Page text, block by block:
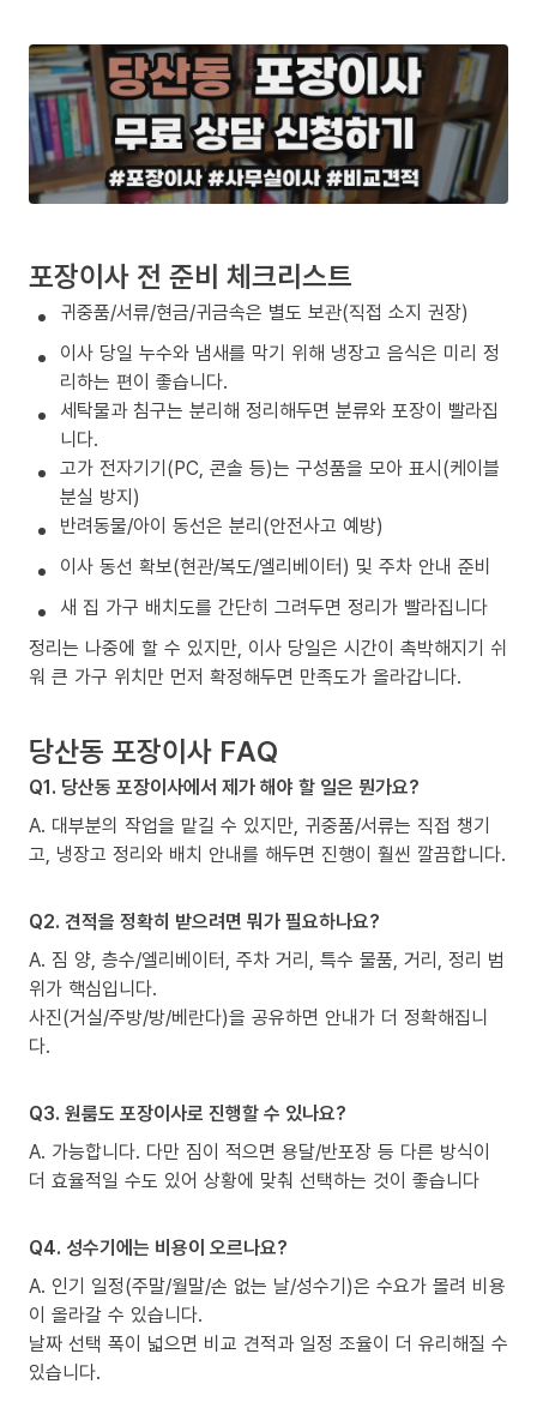
포장이사 전 준비 체크리스트
귀중품/서류/현금/귀금속은 별도 보관(직접 소지 권장)
이사 당일 누수와 냄새를 막기 위해 냉장고 음식은 미리 정
리하는 편이 좋습니다.
세탁물과 침구는 분리해 정리해두면 분류와 포장이 빨라집
니다.
고가 전자기기(PC, 콘솔 등)는 구성품을 모아 표시(케이블
분실 방지)
반려동물/아이 동선은 분리(안전사고 예방)
이사 동선 확보(현관/복도/엘리베이터) 및 주차 안내 준비
새 집 가구 배치도를 간단히 그려두면 정리가 빨라집니다
정리는 나중에 할 수 있지만, 이사 당일은 시간이 촉박해지기 쉬
워 큰 가구 위치만 먼저 확정해두면 만족도가 올라갑니다.
당산동 포장이사 FAQ
Q1. 당산동 포장이사에서 제가 해야 할 일은 뭔가요?
A. 대부분의 작업을 맡길 수 있지만, 귀중품/서류는 직접 챙기
고, 냉장고 정리와 배치 안내를 해두면 진행이 훨씬 깔끔합니다.
Q2. 견적을 정확히 받으려면 뭐가 필요하나요?
A. 짐 양, 층수/엘리베이터, 주차 거리, 특수 물품, 거리, 정리 범
위가 핵심입니다.
사진(거실/주방/방/베란다)을 공유하면 안내가 더 정확해집니
다.
Q3. 원룸도 포장이사로 진행할 수 있나요?
A. 가능합니다. 다만 짐이 적으면 용달/반포장 등 다른 방식이
더 효율적일 수도 있어 상황에 맞춰 선택하는 것이 좋습니다
Q4. 성수기에는 비용이 오르나요?
A. 인기 일정(주말/월말/손 없는 날/성수기)은 수요가 몰려 비용
이 올라갈 수 있습니다.
날짜 선택 폭이 넓으면 비교 견적과 일정 조율이 더 유리해질 수
있습니다.